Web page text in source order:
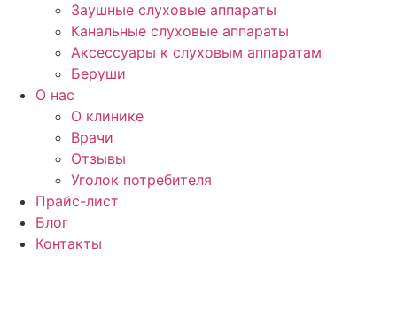
Заушные слуховые аппараты
Канальные слуховые аппараты
Аксессуары к слуховым аппаратам
Беруши
О нас
О клинике
Врачи
Отзывы
Уголок потребителя
Прайс-лист
Блог
Контакты